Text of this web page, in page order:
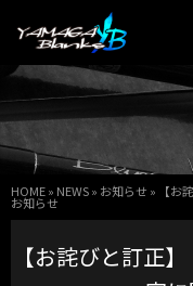
HOME» NEWS» お知らせ » 【お
お知らせ
【お詫びと訂正